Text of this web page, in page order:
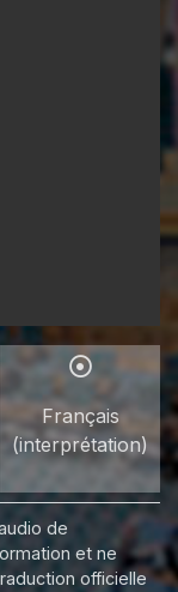
Français
(interprétation)
de
et ne
officielle